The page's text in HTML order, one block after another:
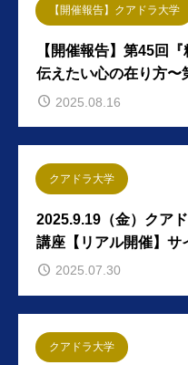
【開催報告】クアドラ大学
【開催報告】第45回
伝えたい心の在り方〜
2025.08.16
クアドラ大学
2025.9.19（金）クア
講座【リアル開催】
キュリティ勉強会（ク
2025.07.30
クアドラ大学